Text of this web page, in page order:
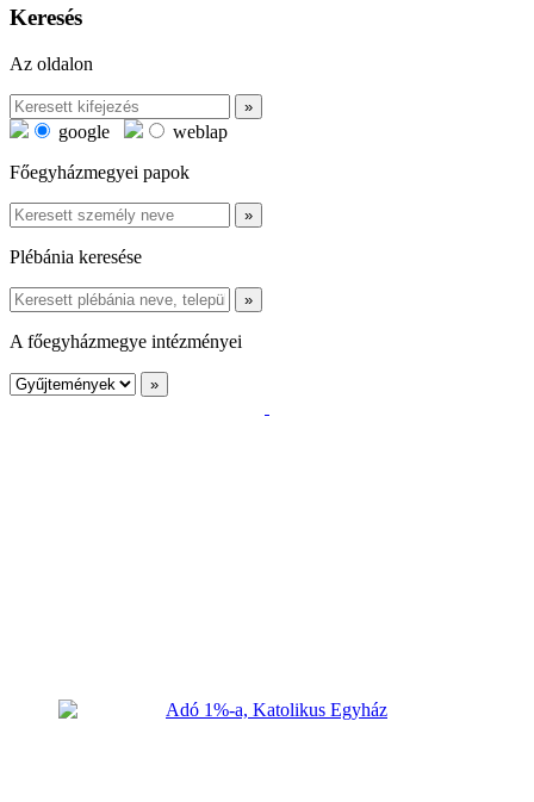
Keresés
Az oldalon
google
weblap
Főegyházmegyei papok
Plébánia keresése
A főegyházmegye intézményei